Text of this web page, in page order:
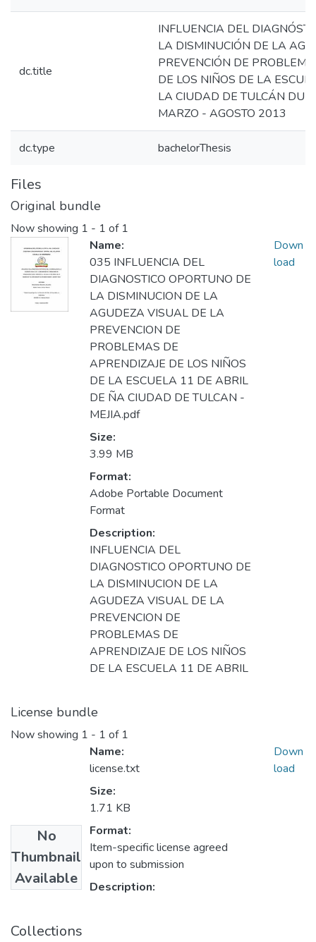
dc.title
INFLUENCIA DEL
LA DISMINUCIÓN DE LA
PREVENCIÓN DE
DE LOS NIÑOS DE LA
LA CIUDAD DE TULCÁN
MARZO - AGOSTO 2013
dc.type bachelorThesis
Files
Original bundle
Now showing 1 - 1 of 1
Name:
035 INFLUENCIA DEL
DIAGNOSTICO OPORTUNO DE
LA DISMINUCION DE LA
AGUDEZA VISUAL DE LA
PREVENCION DE
PROBLEMAS DE
APRENDIZAJE DE LOS NIÑOS
DE LA ESCUELA 11 DE ABRIL
DE ÑA CIUDAD DE TULCAN -
MEJIA.pdf
Size:
3.99 MB
Format:
Adobe Portable Document
Format
Description:
INFLUENCIA DEL
DIAGNOSTICO OPORTUNO DE
LA DISMINUCION DE LA
AGUDEZA VISUAL DE LA
PREVENCION DE
PROBLEMAS DE
APRENDIZAJE DE LOS NIÑOS
DE LA ESCUELA 11 DE ABRIL
Down
load
License bundle
Now showing 1 - 1 of 1
No
Thumbnail
Available
Name:
license.txt
Size:
1.71 KB
Format:
Item-specific license agreed
upon to submission
Description:
Down
load
Collections